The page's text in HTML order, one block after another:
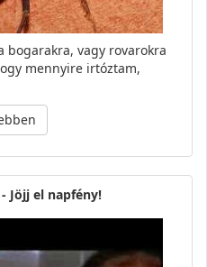
bogarakra, vagy rovarokra
mennyire irtóztam,
Jöjj el napfény!